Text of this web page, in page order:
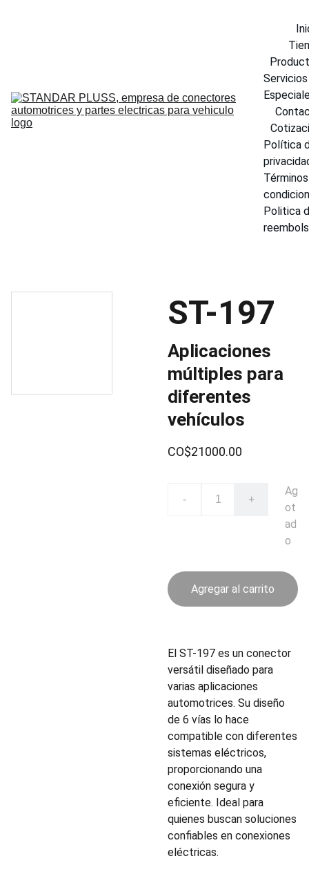
Servicios
Política
Politica
ST-197
Aplicaciones
múltiples para
diferentes
vehículos
CO$21000.00
- +
Ag
ot
ad
o
Agregar al carrito
El ST-197 es un conector
versátil diseñado para
varias aplicaciones
automotrices. Su diseño
de 6 vías lo hace
compatible con diferentes
sistemas eléctricos,
proporcionando una
conexión segura y
eficiente. Ideal para
quienes buscan soluciones
confiables en conexiones
eléctricas.